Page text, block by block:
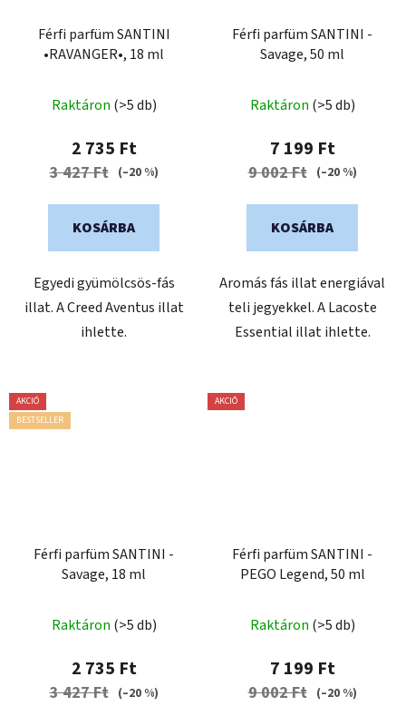
Férfi parfüm SANTINI
•RAVANGER•, 18 ml
termék
átlagos
értékelése
0,0
Raktáron (>5 db)
2 735 Ft
3 427 Ft (–20 %)
KOSÁRBA
Egyedi gyümölcsös-fás
illat. A Creed Aventus illat
ihlette.
Férfi parfüm SANTINI -
Savage, 50 ml
Raktáron (>5 db)
7 199 Ft
9 002 Ft (–20 %)
KOSÁRBA
Aromás fás illat energiával
teli jegyekkel. A Lacoste
Essential illat ihlette.
AKCIÓ
BESTSELLER
Férfi parfüm SANTINI -
Savage, 18 ml
termék
átlagos
értékelése
Raktáron (>5 db)
2 735 Ft
3 427 Ft (–20 %)
AKCIÓ
Férfi parfüm SANTINI -
PEGO Legend, 50 ml
termék
átlagos
értékelése
Raktáron (>5 db)
7 199 Ft
9 002 Ft (–20 %)